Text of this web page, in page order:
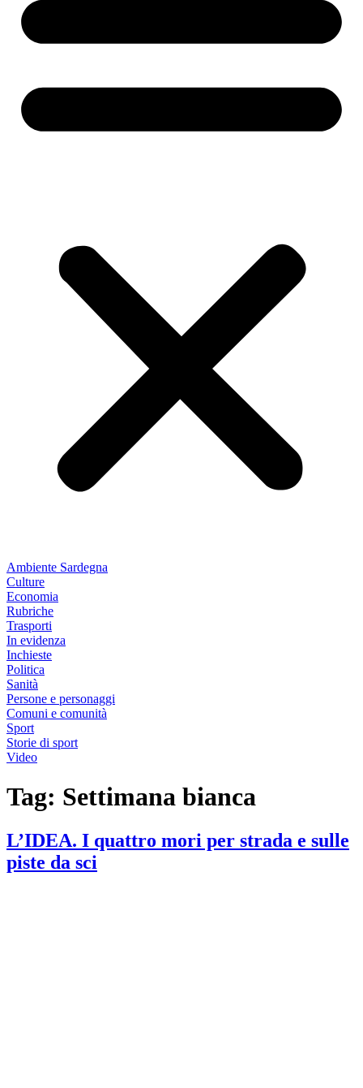
Ambiente Sardegna
Culture
Economia
Rubriche
Trasporti
In evidenza
Inchieste
Politica
Sanità
Persone e personaggi
Comuni e comunità
Sport
Storie di sport
Video
Tag: Settimana bianca
L’IDEA. I quattro mori per strada e sulle
piste da sci